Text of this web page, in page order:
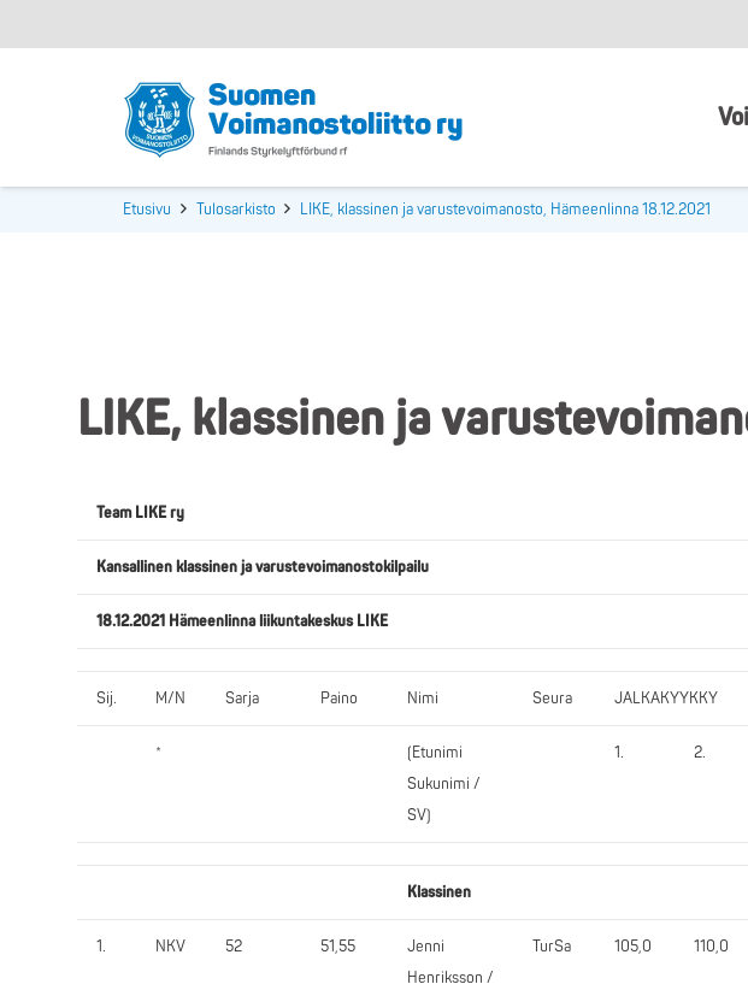
Etusivu Tulosarkisto LIKE, klassinen ja varustevoimanosto, Hämeenlinna 18.12.2021
LIKE, klassinen ja
Team LIKE ry
Kansallinen klassinen ja varustevoimanostokilpailu
18.12.2021 Hämeenlinna liikuntakeskus LIKE
Sij. M/N Sarja Paino Nimi Seura JALKAKYYKKY
*
(Etunimi
Sukunimi /
SV)
1. 2.
Klassinen
1. NKV 52 51,55
Jenni
Henriksson /
TurSa 105,0 110,0